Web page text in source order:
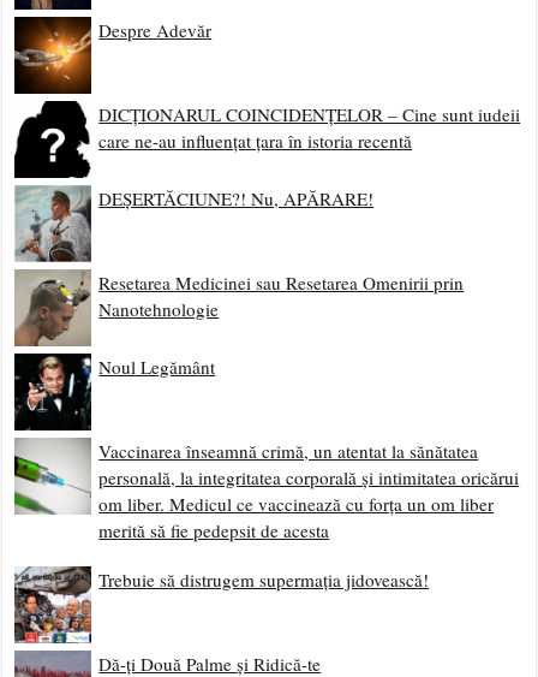
Despre Adevăr
DICȚIONARUL COINCIDENȚELOR – Cine sunt iudeii
care ne-au influențat țara în istoria recentă
DEȘERTĂCIUNE?! Nu, APĂRARE!
Resetarea Medicinei sau Resetarea Omenirii prin
Nanotehnologie
Noul Legământ
Vaccinarea înseamnă crimă, un atentat la sănătatea
personală, la integritatea corporală și intimitatea oricărui
om liber. Medicul ce vaccinează cu forța un om liber
merită să fie pedepsit de acesta
Trebuie să distrugem supermația jidovească!
Dă-ți Două Palme și Ridică-te